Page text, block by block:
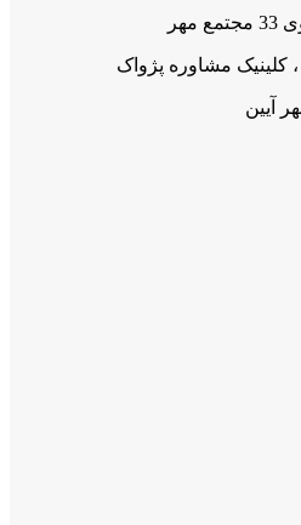
کلینیک مشاوره پژواک
آیین